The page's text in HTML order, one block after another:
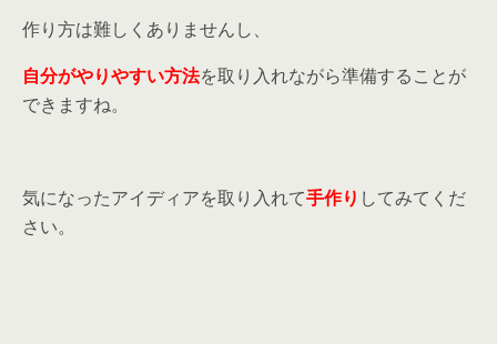
作り方は難しくありませんし、
自分がやりやすい方法を取り入れながら準備することが
できますね。
気になったアイディアを取り入れて手作り してみてくだ
さい。